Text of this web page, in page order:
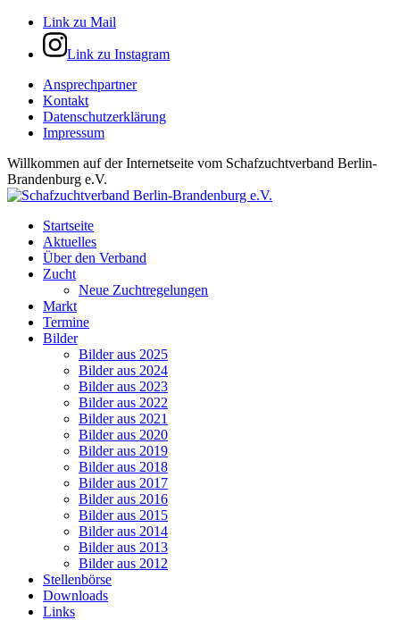
Link zu Mail
Link zu Instagram
Ansprechpartner
Kontakt
Datenschutzerklärung
Impressum
Willkommen auf der Internetseite vom Schafzuchtverband Berlin-
Brandenburg e.V.
Startseite
Aktuelles
Über den Verband
Zucht
Neue Zuchtregelungen
Markt
Termine
Bilder
Bilder aus 2025
Bilder aus 2024
Bilder aus 2023
Bilder aus 2022
Bilder aus 2021
Bilder aus 2020
Bilder aus 2019
Bilder aus 2018
Bilder aus 2017
Bilder aus 2016
Bilder aus 2015
Bilder aus 2014
Bilder aus 2013
Bilder aus 2012
Stellenbörse
Downloads
Links